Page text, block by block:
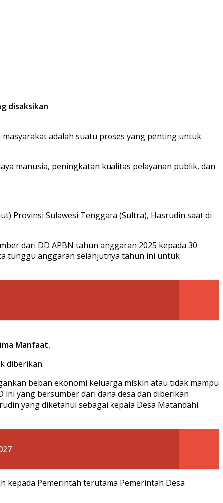
disaksikan
adalah suatu proses yang penting untuk
manusia, peningkatan kualitas pelayanan publik, dan
Provinsi Sulawesi Tenggara (Sultra), Hasrudin saat di
dari DD APBN tahun anggaran 2025 kepada 30
tunggu anggaran selanjutnya tahun ini untuk
Manfaat.
diberikan.
beban ekonomi keluarga miskin atau tidak mampu
ini yang bersumber dari dana desa dan diberikan
yang diketahui sebagai kepala Desa Matandahi
kepada Pemerintah terutama Pemerintah Desa